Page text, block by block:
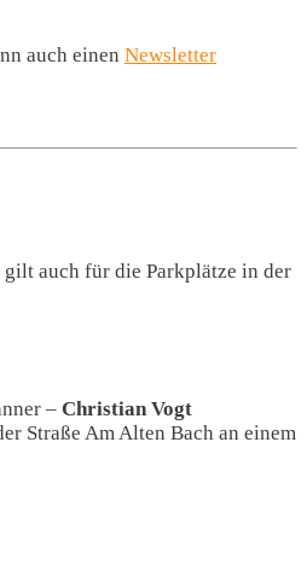
auch einen Newsletter
gilt auch für die Parkplätze in der
– Christian Vogt
Straße Am Alten Bach an einem